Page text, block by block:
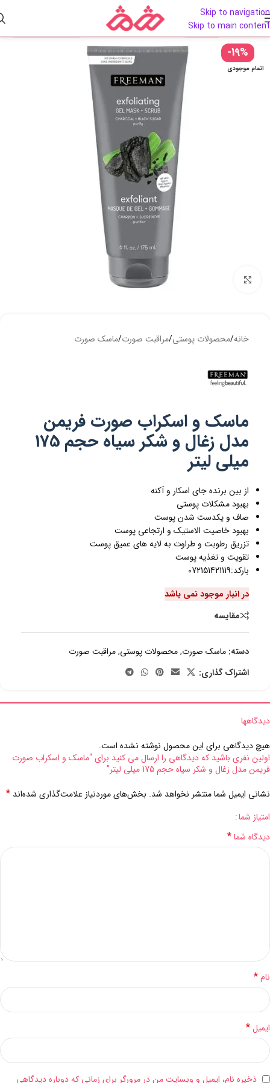
Skip to navigation
Skip to main content
-19%
اتمام موجودی
خانه/محصولات پوستی/مراقبت صورت/ماسک صورت
ماسک و اسکراب صورت فریمن
مدل زغال و شکر سیاه حجم 175
میلی لیتر
از بین برنده جای اسکار و آکنه
بهبود مشکلات پوستی
صاف و یکدست شدن پوست
بهبود خاصیت الاستیک و ارتجاعی پوست
تزریق رطوبت و طراوت به لایه های عمیق پوست
تقویت و تغذیه پوست
بارکد:072151421119
در انبار موجود نمی باشد
مقایسه
دسته: ماسک صورت,محصولات پوستی,مراقبت صورت
اشتراک گذاری:
دیدگاهها
هیچ دیدگاهی برای این محصول نوشته نشده است.
اولین نفری باشید که دیدگاهی را ارسال می کنید برای “ماسک و اسکراب صورت
فریمن مدل زغال و شکر سیاه حجم 175 میلی لیتر”
نشانی ایمیل شما منتشر نخواهد شد. بخش‌های موردنیاز علامت‌گذاری شده‌اند *
امتیاز شما
دیدگاه شما*
نام*
ایمیل*
ذخیره نام، ایمیل و وبسایت من در مرورگر برای زمانی که دوباره دیدگاهی